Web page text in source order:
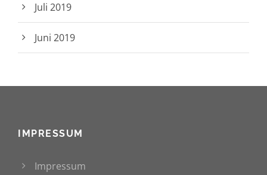
Juli 2019
Juni 2019
IMPRESSUM
Impressum